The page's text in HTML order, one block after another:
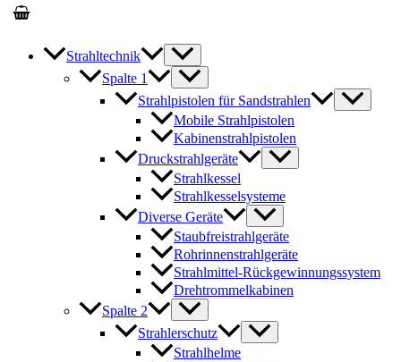
Strahltechnik
Spalte 1
Strahlpistolen für Sandstrahlen
Mobile Strahlpistolen
Kabinenstrahlpistolen
Druckstrahlgeräte
Strahlkessel
Strahlkesselsysteme
Diverse Geräte
Staubfreistrahlgeräte
Rohrinnenstrahlgeräte
Strahlmittel-Rückgewinnungssystem
Drehtrommelkabinen
Spalte 2
Strahlerschutz
Strahlhelme